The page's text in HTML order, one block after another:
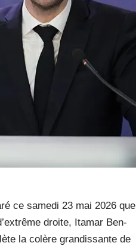
ce samedi 23 mai 2026 que
droite, Itamar Ben-
la colère grandissante de